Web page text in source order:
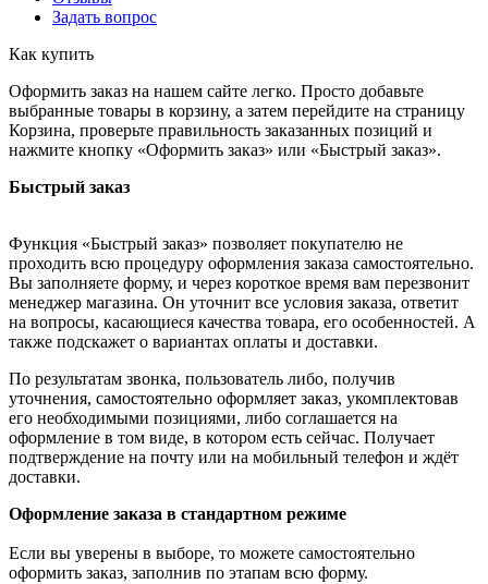
Задать вопрос
Как купить
Оформить заказ на нашем сайте легко. Просто добавьте
выбранные товары в корзину, а затем перейдите на страницу
Корзина, проверьте правильность заказанных позиций и
нажмите кнопку «Оформить заказ» или «Быстрый заказ».
Быстрый заказ
Функция «Быстрый заказ» позволяет покупателю не
проходить всю процедуру оформления заказа самостоятельно.
Вы заполняете форму, и через короткое время вам перезвонит
менеджер магазина. Он уточнит все условия заказа, ответит
на вопросы, касающиеся качества товара, его особенностей. А
также подскажет о вариантах оплаты и доставки.
По результатам звонка, пользователь либо, получив
уточнения, самостоятельно оформляет заказ, укомплектовав
его необходимыми позициями, либо соглашается на
оформление в том виде, в котором есть сейчас. Получает
подтверждение на почту или на мобильный телефон и ждёт
доставки.
Оформление заказа в стандартном режиме
Если вы уверены в выборе, то можете самостоятельно
оформить заказ, заполнив по этапам всю форму.